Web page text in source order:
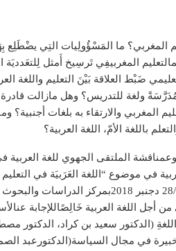
المغربي؟ ما المَسْؤُولِيات التِي يضْطَلِع
المغربيفِي تَرسِيخ أَمثل
ضَبْط العلاقة بَيْنَ التعليم واللغة
مُدَرَّسَةً ولغة للتدريس؟ وهل مازالت
المغربي والارتقاء به بلغات أجنبية؟
باللغة الأمّ، اللغة العربية؟
الملتقى الجهوي للغة العربية
في موضوع “اللغة العَرَبيَة في
العرابي”، وذلك يومي الجمعة والسبت28/29
أجل اللغة العربية خَالِصًاللإجابة
(الدكتور سعيد بن كراد، الدكتور
في مجال السياسة(الدكتورعبد